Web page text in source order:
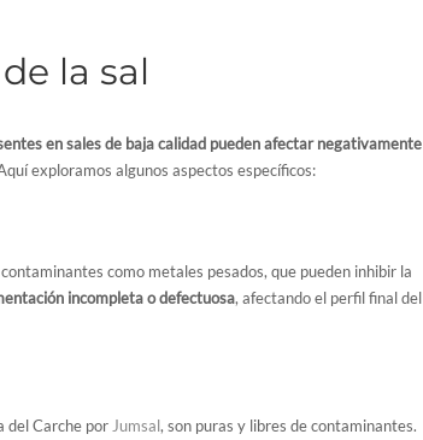
la sal
en sales de baja calidad pueden afectar negativamente
exploramos algunos aspectos específicos:
como metales pesados, que pueden inhibir la
incompleta o defectuosa, afectando el perfil final del
del Carche por Jumsal, son puras y libres de contaminantes.